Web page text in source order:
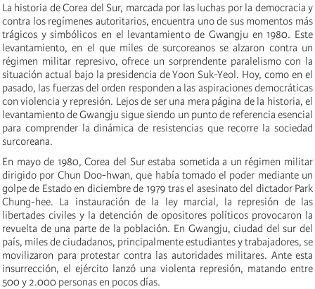
La historia de Corea del Sur, marcada por las luchas por la democracia y
contra los regímenes autoritarios, encuentra uno de sus momentos más
trágicos y simbólicos en el levantamiento de Gwangju en 1980. Este
levantamiento, en el que miles de surcoreanos se alzaron contra un
régimen militar represivo, ofrece un sorprendente paralelismo con la
situación actual bajo la presidencia de Yoon Suk-Yeol. Hoy, como en el
pasado, las fuerzas del orden responden a las aspiraciones democráticas
con violencia y represión. Lejos de ser una mera página de la historia, el
levantamiento de Gwangju sigue siendo un punto de referencia esencial
para comprender la dinámica de resistencias que recorre la sociedad
surcoreana.
En mayo de 1980, Corea del Sur estaba sometida a un régimen militar
dirigido por Chun Doo-hwan, que había tomado el poder mediante un
golpe de Estado en diciembre de 1979 tras el asesinato del dictador Park
Chung-hee. La instauración de la ley marcial, la represión de las
libertades civiles y la detención de opositores políticos provocaron la
revuelta de una parte de la población. En Gwangju, ciudad del sur del
país, miles de ciudadanos, principalmente estudiantes y trabajadores, se
movilizaron para protestar contra las autoridades militares. Ante esta
insurrección, el ejército lanzó una violenta represión, matando entre
500 y 2.000 personas en pocos días.